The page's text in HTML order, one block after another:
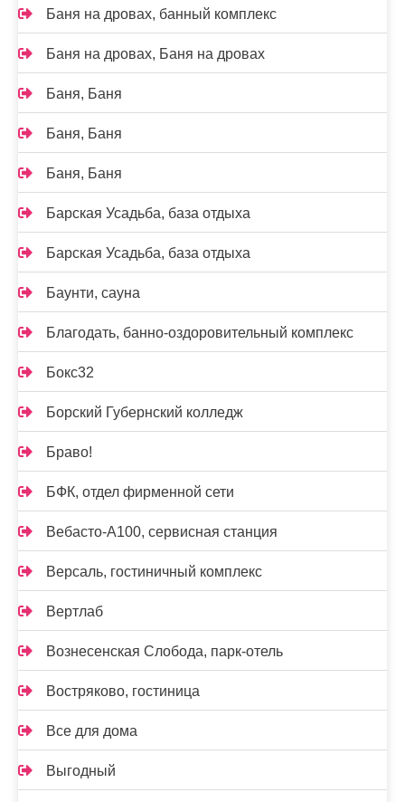
Баня на дровах, банный комплекс
Баня на дровах, Баня на дровах
Баня, Баня
Баня, Баня
Баня, Баня
Барская Усадьба, база отдыха
Барская Усадьба, база отдыха
Баунти, сауна
Благодать, банно-оздоровительный комплекс
Бокс32
Борский Губернский колледж
Браво!
БФК, отдел фирменной сети
Вебасто-А100, сервисная станция
Версаль, гостиничный комплекс
Вертлаб
Вознесенская Слобода, парк-отель
Востряково, гостиница
Все для дома
Выгодный